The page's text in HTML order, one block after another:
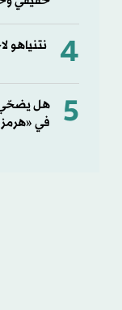
4 نتنياهو
5
هل يضحّي
في